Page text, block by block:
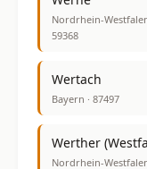
Nordrhein-
59368
Wertach
Bayern · 87497
Werther
Nordrhein-